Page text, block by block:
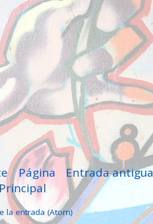
Entrada antigua
Página
Principal
la entrada (Atom)